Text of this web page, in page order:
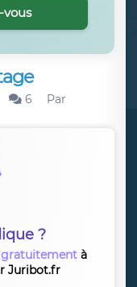
6
Par
?
gratuitement à
Juribot.fr
vous